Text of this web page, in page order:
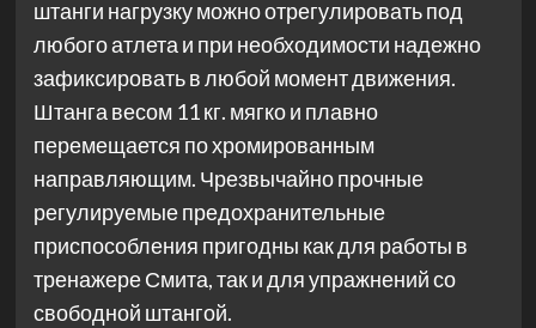
штанги нагрузку можно отрегулировать под
любого атлета и при необходимости надежно
зафиксировать в любой момент движения.
Штанга весом 11 кг. мягко и плавно
перемещается по хромированным
направляющим. Чрезвычайно прочные
регулируемые предохранительные
приспособления пригодны как для работы в
тренажере Смита, так и для упражнений со
свободной штангой.